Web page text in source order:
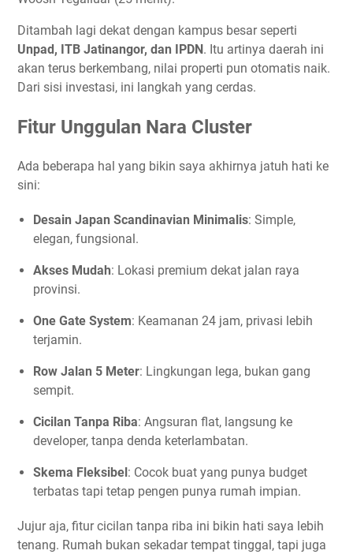
Ditambah lagi dekat dengan kampus besar seperti
Unpad, ITB Jatinangor, dan IPDN . Itu artinya daerah ini
akan terus berkembang, nilai properti pun otomatis naik.
Dari sisi investasi, ini langkah yang cerdas.
Fitur Unggulan Nara Cluster
Ada beberapa hal yang bikin saya akhirnya jatuh hati ke
sini:
Desain Japan Scandinavian Minimalis: Simple,
elegan, fungsional.
Akses Mudah: Lokasi premium dekat jalan raya
provinsi.
One Gate System: Keamanan 24 jam, privasi lebih
terjamin.
Row Jalan 5 Meter: Lingkungan lega, bukan gang
sempit.
Cicilan Tanpa Riba: Angsuran flat, langsung ke
developer, tanpa denda keterlambatan.
Skema Fleksibel : Cocok buat yang punya budget
terbatas tapi tetap pengen punya rumah impian.
Jujur aja, fitur cicilan tanpa riba ini bikin hati saya lebih
tenang. Rumah bukan sekadar tempat tinggal, tapi juga